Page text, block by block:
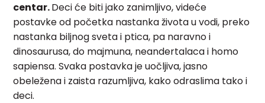
centar.Deci će biti jako zanimljivo, videće
postavke od početka nastanka života u vodi, preko
nastanka biljnog sveta i ptica, pa naravno i
dinosaurusa, do majmuna, neandertalaca i homo
sapiensa. Svaka postavka je uočljiva, jasno
obeležena i zaista razumljiva, kako odraslima tako i
deci.